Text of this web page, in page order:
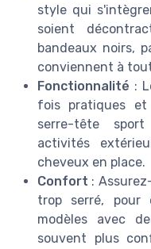
style qui
soient
bandeaux noirs,
conviennent à
Fonctionnalité :
fois pratiques et
serre-tête
activités
cheveux en place.
Confort :
trop serré,
modèles avec
souvent plus